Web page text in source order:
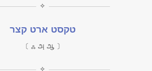
✧
טקסט ארט קצר
〔 ஃ அ ஆ 〕
✧